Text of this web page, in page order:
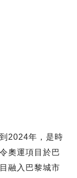
2024年，是時
奧運項目於巴
融入巴黎城市